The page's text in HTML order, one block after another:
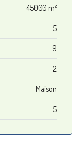
45000 m²
5
9
2
Maison
5